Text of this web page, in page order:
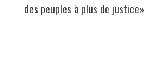
des peuples à plus de